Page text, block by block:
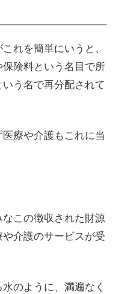
れを簡単にいうと、
険料という名目で所
う名で再分配されて
療や介護もこれに当
この徴収された財源
介護のサービスが受
のように、満遍なく